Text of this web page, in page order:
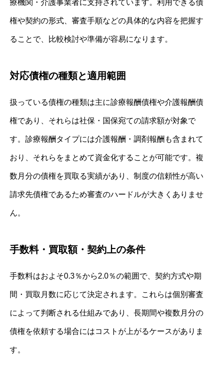
療機関・介護事業者に支持されています。利用できる債
権や契約の形式、審査手順などの具体的な内容を把握す
ることで、比較検討や準備が容易になります。
対応債権の種類と適用範囲
扱っている債権の種類は主に診療報酬債権や介護報酬債
権であり、それらは社保・国保宛ての請求額が対象で
す。診療報酬タイプには介護報酬・調剤報酬も含まれて
おり、それらをまとめて資金化することが可能です。複
数月分の債権を買取る実績があり、制度の信頼性が高い
請求先債権であるため審査のハードルが大きくありませ
ん。
手数料・買取額・契約上の条件
手数料はおよそ0.3％から2.0％の範囲で、契約方式や期
間・買取月数に応じて決定されます。これらは個別審査
によって判断される仕組みであり、長期間や複数月分の
債権を依頼する場合にはコストが上がるケースがありま
す。